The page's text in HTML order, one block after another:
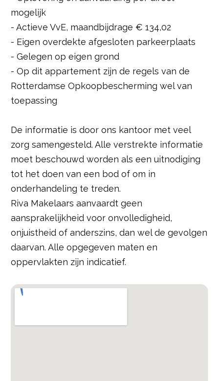
mogelijk
- Actieve VvE, maandbijdrage € 134,02
- Eigen overdekte afgesloten parkeerplaats
- Gelegen op eigen grond
- Op dit appartement zijn de regels van de
Rotterdamse Opkoopbescherming wel van
toepassing
De informatie is door ons kantoor met veel
zorg samengesteld. Alle verstrekte informatie
moet beschouwd worden als een uitnodiging
tot het doen van een bod of om in
onderhandeling te treden.
Riva Makelaars aanvaardt geen
aansprakelijkheid voor onvolledigheid,
onjuistheid of anderszins, dan wel de gevolgen
daarvan. Alle opgegeven maten en
oppervlakten zijn indicatief.